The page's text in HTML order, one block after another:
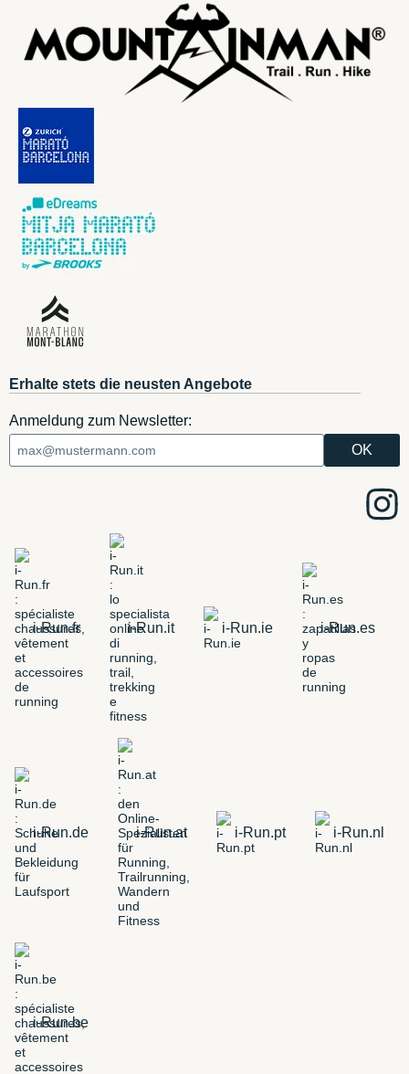
Erhalte stets die neusten Angebote
Anmeldung zum Newsletter:
i-Run.fr i-Run.it i-Run.ie i-Run.es
i-Run.de i-Run.at i-Run.pt i-Run.nl
i-Run.be